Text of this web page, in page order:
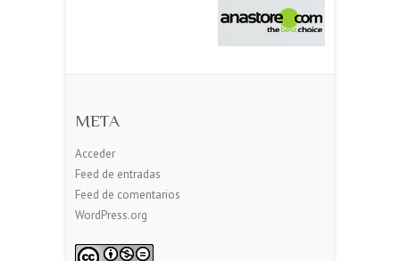
META
Acceder
Feed de entradas
Feed de comentarios
WordPress.org